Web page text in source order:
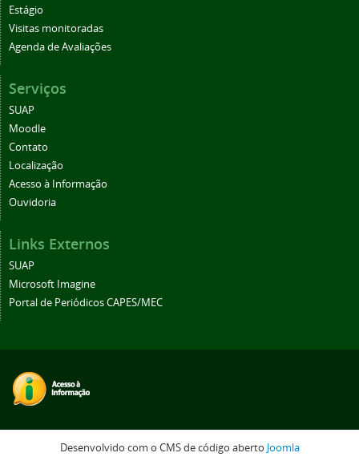
Estágio
Visitas monitoradas
Agenda de Avaliações
Serviços
SUAP
Moodle
Contato
Localização
Acesso à Informação
Ouvidoria
Links Externos
SUAP
Microsoft Imagine
Portal de Periódicos CAPES/MEC
Desenvolvido com o CMS de código aberto Joomla